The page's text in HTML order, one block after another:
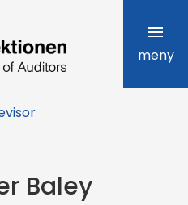
meny
Baley